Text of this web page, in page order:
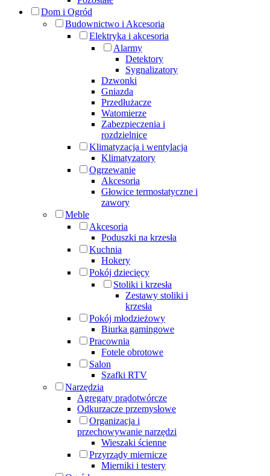
Dom i Ogród
Budownictwo i Akcesoria
Elektryka i akcesoria
Alarmy
Detektory
Sygnalizatory
Dzwonki
Gniazda
Przedłużacze
Watomierze
Zabezpieczenia i
rozdzielnice
Klimatyzacja i wentylacja
Klimatyzatory
Ogrzewanie
Akcesoria
Głowice termostatyczne i
zawory
Meble
Akcesoria
Poduszki na krzesła
Kuchnia
Hokery
Pokój dziecięcy
Stoliki i krzesła
Zestawy stoliki i
krzesła
Pokój młodzieżowy
Biurka gamingowe
Pracownia
Fotele obrotowe
Salon
Szafki RTV
Narzędzia
Agregaty prądotwórcze
Odkurzacze przemysłowe
Organizacja i
przechowywanie narzędzi
Wieszaki ścienne
Przyrządy miernicze
Mierniki i testery